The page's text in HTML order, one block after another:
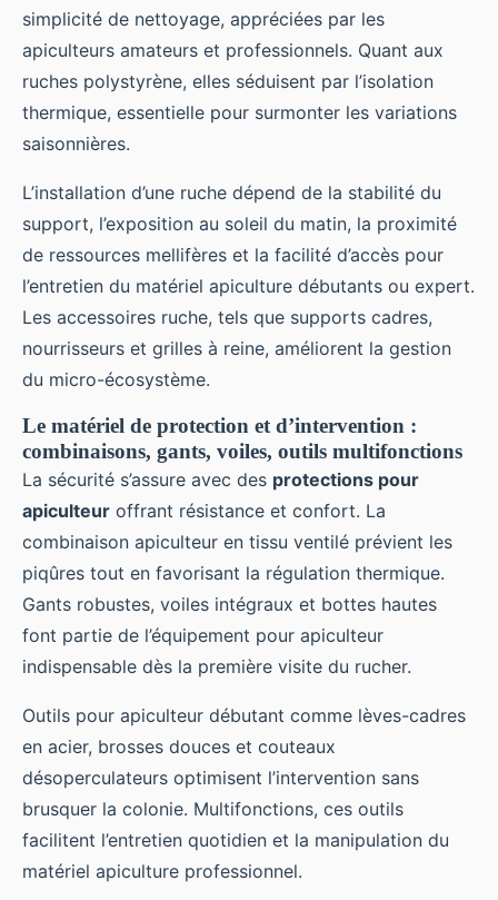
simplicité de nettoyage, appréciées par les
apiculteurs amateurs et professionnels. Quant aux
ruches polystyrène, elles séduisent par l’isolation
thermique, essentielle pour surmonter les variations
saisonnières.
L’installation d’une ruche dépend de la stabilité du
support, l’exposition au soleil du matin, la proximité
de ressources mellifères et la facilité d’accès pour
l’entretien du matériel apiculture débutants ou expert.
Les accessoires ruche, tels que supports cadres,
nourrisseurs et grilles à reine, améliorent la gestion
du micro-écosystème.
Le matériel de protection et d’intervention :
combinaisons, gants, voiles, outils multifonctions
La sécurité s’assure avec des protections pour
apiculteur offrant résistance et confort. La
combinaison apiculteur en tissu ventilé prévient les
piqûres tout en favorisant la régulation thermique.
Gants robustes, voiles intégraux et bottes hautes
font partie de l’équipement pour apiculteur
indispensable dès la première visite du rucher.
Outils pour apiculteur débutant comme lèves-cadres
en acier, brosses douces et couteaux
désoperculateurs optimisent l’intervention sans
brusquer la colonie. Multifonctions, ces outils
facilitent l’entretien quotidien et la manipulation du
matériel apiculture professionnel.